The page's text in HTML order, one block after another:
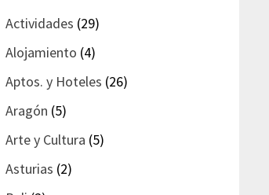
Actividades (29)
Alojamiento (4)
Aptos. y Hoteles (26)
Aragón (5)
Arte y Cultura (5)
Asturias (2)